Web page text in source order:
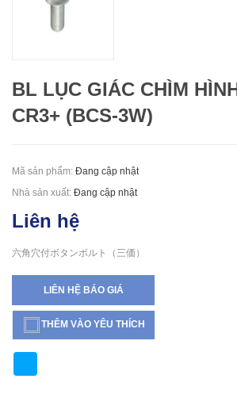
BL LỤC GIÁC CHÌM
CR3+ (BCS-3W)
Mã sản phẩm: Đang cập nhật
Nhà sản xuất: Đang cập nhật
Liên hệ
六角穴付ボタンボルト（三価）
LIÊN HỆ BÁO GIÁ
THÊM VÀO YÊU THÍCH